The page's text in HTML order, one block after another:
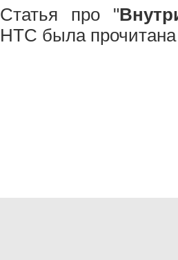
Статья про "
НТС была прочитана